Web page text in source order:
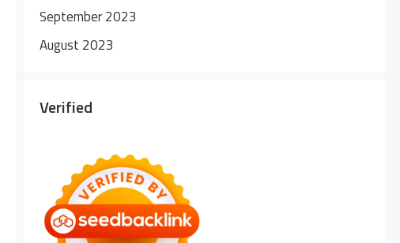
September 2023
August 2023
Verified